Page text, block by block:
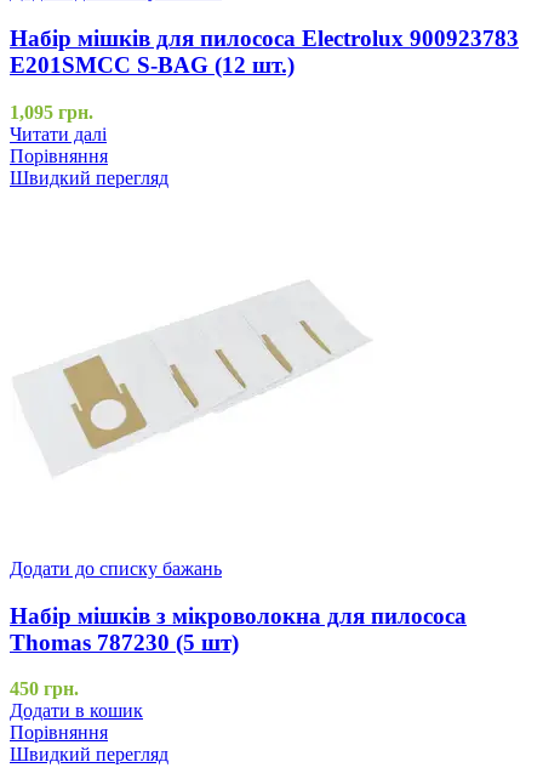
Набір мішків для пилососа Electrolux 900923783
E201SMCC S-BAG (12 шт.)
1,095 грн.
Читати далі
Порівняння
Швидкий перегляд
Додати до списку бажань
Набір мішків з мікроволокна для пилососа
Thomas 787230 (5 шт)
450 грн.
Додати в кошик
Порівняння
Швидкий перегляд